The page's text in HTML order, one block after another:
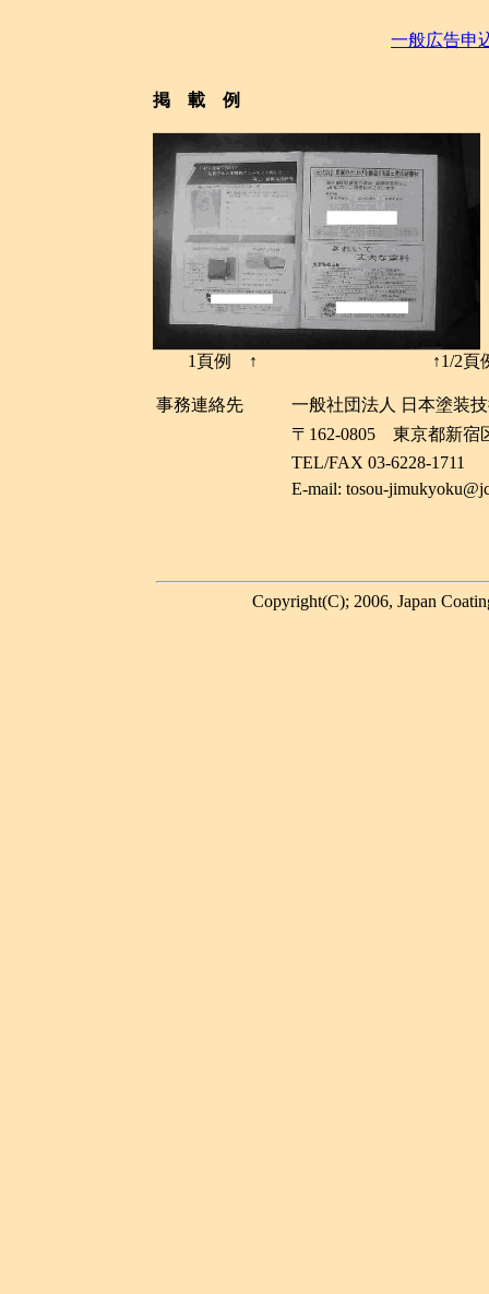
一般広告申
掲 載 例
1頁例 ↑ ↑1/2頁
事務連絡先
一般社団法人 日本塗
〒162-0805 東京都新宿
TEL/FAX 03-6228-1711
E-mail: tosou-
Copyright(C); 2006, Japan